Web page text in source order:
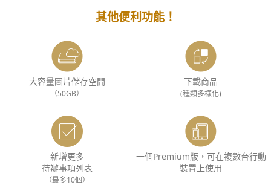
其他便利功能！
大容量圖片儲存空間
（50GB）
下載商品
(種類多樣化)
新增更多
待辦事項列表
（最多10個）
一個Premium版，可在複數台行動
裝置上使用